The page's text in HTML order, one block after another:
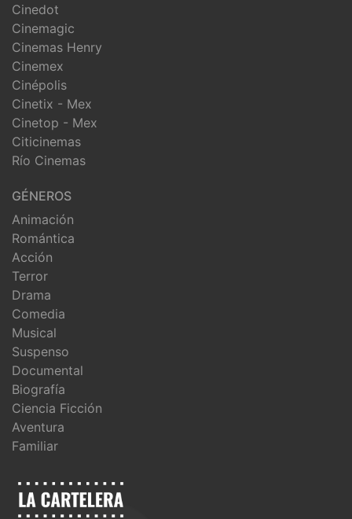
Cinedot
Cinemagic
Cinemas Henry
Cinemex
Cinépolis
Cinetix - Mex
Cinetop - Mex
Citicinemas
Río Cinemas
GÉNEROS
Animación
Romántica
Acción
Terror
Drama
Comedia
Musical
Suspenso
Documental
Biografía
Ciencia Ficción
Aventura
Familiar